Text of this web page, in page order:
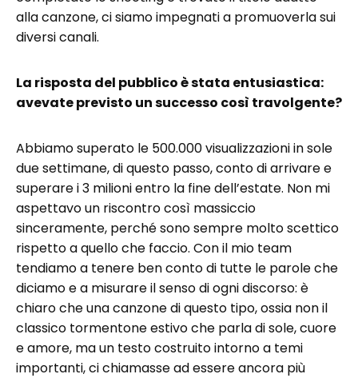
alla canzone, ci siamo impegnati a promuoverla sui
diversi canali.
La risposta del pubblico è stata entusiastica:
avevate previsto un successo così travolgente?
Abbiamo superato le 500.000 visualizzazioni in sole
due settimane, di questo passo, conto di arrivare e
superare i 3 milioni entro la fine dell’estate. Non mi
aspettavo un riscontro così massiccio
sinceramente, perché sono sempre molto scettico
rispetto a quello che faccio. Con il mio team
tendiamo a tenere ben conto di tutte le parole che
diciamo e a misurare il senso di ogni discorso: è
chiaro che una canzone di questo tipo, ossia non il
classico tormentone estivo che parla di sole, cuore
e amore, ma un testo costruito intorno a temi
importanti, ci chiamasse ad essere ancora più